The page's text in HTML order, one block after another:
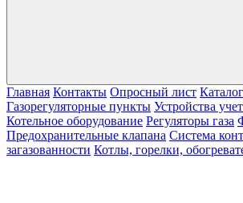
Главная Контакты Опросный лист
Газорегуляторные пункты Устройства
Котельное оборудование Регуляторы газа
Предохранительные клапана Система
загазованности Котлы, горелки,